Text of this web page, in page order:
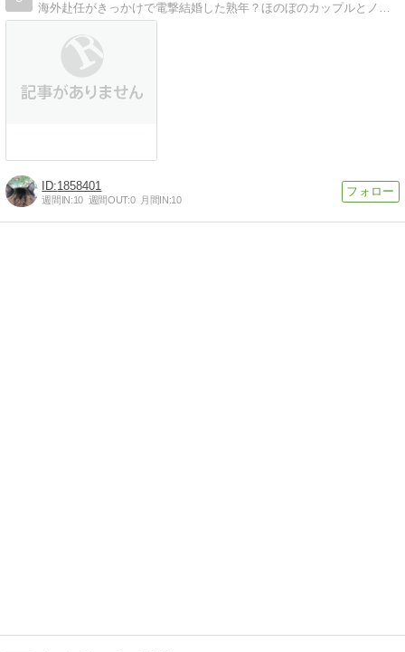
海外赴任がきっかけで電撃結婚した熟年？ほのぼのカップルとノルウェージャンとの生活を、妻のポポが綴ります。
1858401
週間IN:10 週間OUT:0 月間IN:10